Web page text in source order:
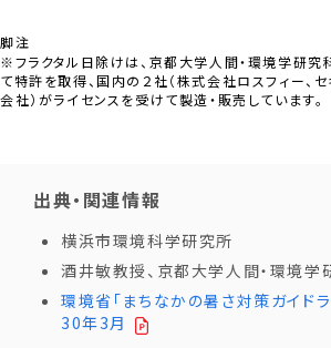
脚注
※フラクタル日除けは、京都大学人間・環境学研
て特許を取得、国内の２社（株式会社ロスフィー、
会社）がライセンスを受けて製造・販売しています。
出典・関連情報
横浜市環境科学研究所
酒井敏教授、京都大学人間・環境学
環境省「まちなかの暑さ対策ガイド
30年3月